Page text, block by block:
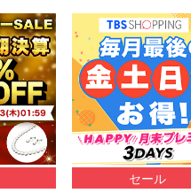
セール